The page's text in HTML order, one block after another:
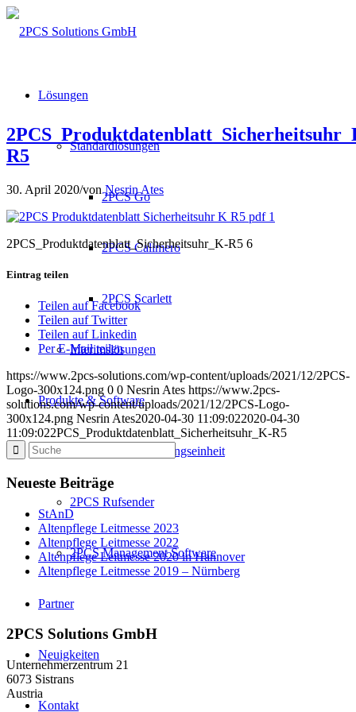
Lösungen
Standardlösungen
2PCS Go
2PCS Calimero
2PCS Scarlett
Interimslösungen
Produkte & Software
2PCS Sende-/Empfangseinheit
2PCS Rufsender
2PCS Management Software
Partner
Neuigkeiten
Kontakt
R5
30. April 2020/vonNesrin Ates
2PCS_Produktdatenblatt_Sicherheitsuhr_K-R5 6
Eintrag teilen
Teilen auf Facebook
Teilen auf Twitter
Teilen auf Linkedin
Per E-Mail teilen
https://www.2pcs-solutions.com/wp-content/uploads/2021/12/2PCS-
Logo-300x124.png 0 0 Nesrin Ates https://www.2pcs-
solutions.com/wp-content/uploads/2021/12/2PCS-Logo-
300x124.png Nesrin Ates2020-04-30 11:09:022020-04-30
11:09:022PCS_Produktdatenblatt_Sicherheitsuhr_K-R5
Neueste Beiträge
StAnD
Altenpflege Leitmesse 2023
Altenpflege Leitmesse 2022
Altenpflege Leitmesse 2020 in Hannover
Altenpflege Leitmesse 2019 – Nürnberg
2PCS Solutions GmbH
Unternehmerzentrum 21
6073 Sistrans
Austria